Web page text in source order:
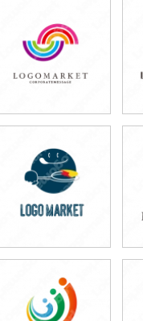
39,800円
(税込43,780円)
39,800円
(税込43,780円)
39,800円
(税込43,780円)